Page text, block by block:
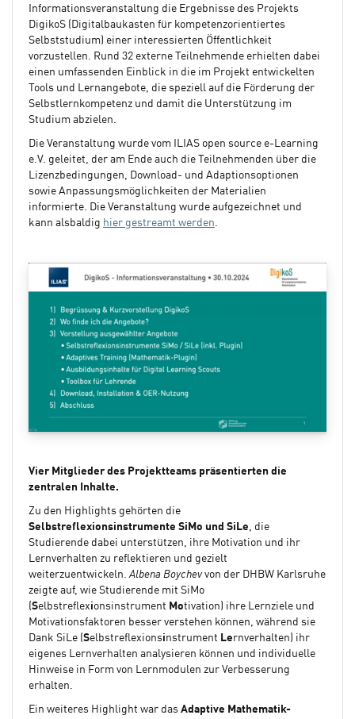
Informationsveranstaltung die Ergebnisse des Projekts
DigikoS (Digitalbaukasten für kompetenzorientiertes
Selbststudium) einer interessierten Öffentlichkeit
vorzustellen. Rund 32 externe Teilnehmende erhielten dabei
einen umfassenden Einblick in die im Projekt entwickelten
Tools und Lernangebote, die speziell auf die Förderung der
Selbstlernkompetenz und damit die Unterstützung im
Studium abzielen.
Die Veranstaltung wurde vom ILIAS open source e-Learning
e.V. geleitet, der am Ende auch die Teilnehmenden über die
Lizenzbedingungen, Download- und Adaptionsoptionen
sowie Anpassungsmöglichkeiten der Materialien
informierte. Die Veranstaltung wurde aufgezeichnet und
kann alsbaldig hier gestreamt werden.
Vier Mitglieder des Projektteams präsentierten die
zentralen Inhalte.
Zu den Highlights gehörten die
Selbstreflexionsinstrumente SiMo und SiLe, die
Studierende dabei unterstützen, ihre Motivation und ihr
Lernverhalten zu reflektieren und gezielt
weiterzuentwickeln.Albena Boychevvon der DHBW Karlsruhe
zeigte auf, wie Studierende mit SiMo
(Selbstreflexionsinstrument Motivation) ihre Lernziele und
Motivationsfaktoren besser verstehen können, während sie
Dank SiLe (Selbstreflexionsinstrument Lernverhalten) ihr
eigenes Lernverhalten analysieren können und individuelle
Hinweise in Form von Lernmodulen zur Verbesserung
erhalten.
Ein weiteres Highlight war das Adaptive Mathematik-